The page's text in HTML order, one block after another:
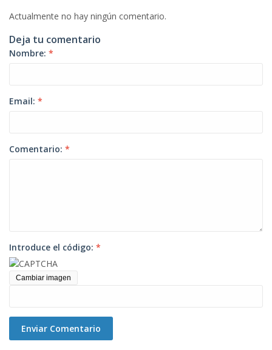
Actualmente no hay ningún comentario.
Deja tu comentario
Nombre: *
Email: *
Comentario: *
Introduce el código: *
Cambiar imagen
Enviar Comentario